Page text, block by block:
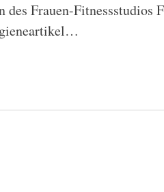
Frauen-Fitnessstudios